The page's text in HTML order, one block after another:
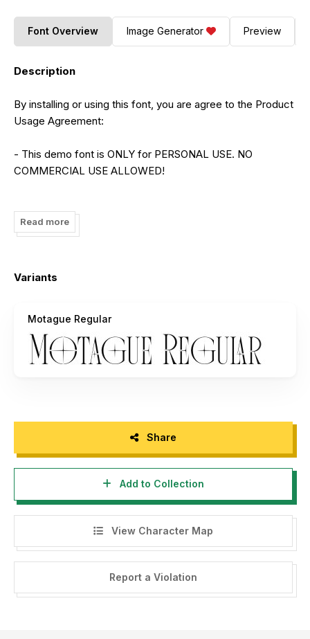
Font Overview Image Generator Preview
Description
By installing or using this font, you are agree to the Product
Usage Agreement:
- This demo font is ONLY for PERSONAL USE. NO
COMMERCIAL USE ALLOWED!
license:
https://letterena.com/product/motague-new-modern-
- If you need a custom license please contact us at
letterenastudios@gmail.com
Please visit our store for more amazing fonts :
https://letterena.com/
Thank you.
Dengan meng-install font ini, dan membaca persyaratan ini,
Read more
Variants
Motague Regular
Share
Add to Collection
View Character Map
Report a Violation